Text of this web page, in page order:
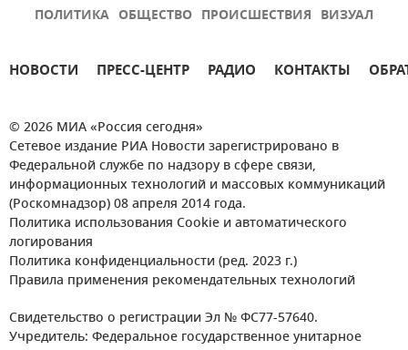
ПОЛИТИКА ОБЩЕСТВО ПРОИСШЕСТВИЯ ВИЗУАЛ
НОВОСТИ ПРЕСС-ЦЕНТР РАДИО КОНТАКТЫ
© 2026 МИА «Россия сегодня»
Сетевое издание РИА Новости зарегистрировано в
Федеральной службе по надзору в сфере связи,
информационных технологий и массовых коммуникаций
(Роскомнадзор) 08 апреля 2014 года.
Политика использования Cookie и автоматического
логирования
Политика конфиденциальности (ред. 2023 г.)
Правила применения рекомендательных технологий
Свидетельство о регистрации Эл № ФС77-57640.
Учредитель: Федеральное государственное унитарное